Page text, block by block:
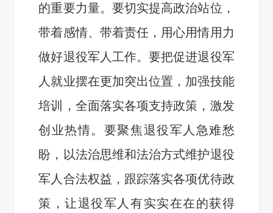
的重要力量。要切实提高政治站位，
带着感情、带着责任，用心用情用力
做好退役军人工作。要把促进退役军
人就业摆在更加突出位置，加强技能
培训，全面落实各项支持政策，激发
创业热情。要聚焦退役军人急难愁
盼，以法治思维和法治方式维护退役
军人合法权益，跟踪落实各项优待政
策，让退役军人有实实在在的获得